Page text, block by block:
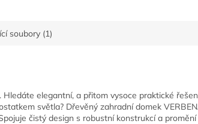
soubory (1)
elegantní, a přitom vysoce praktické
světla? Dřevěný zahradní domek
čistý design s robustní konstrukcí a